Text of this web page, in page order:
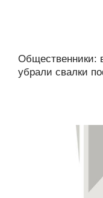
Общественники:
убрали свалки